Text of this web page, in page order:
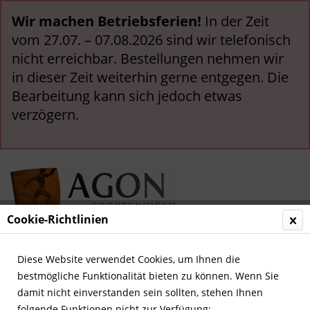
Wir machen Betriebsferien! In der Zeit
vom 27.07. – 07.08.2026 sind wir telefonisch
nicht erreichbar. Bestellungen nehmen wir
in dieser Zeit weiterhin gerne entgegen. Die
Bearbeitung kann sich jedoch etwas
verzögern.
Menü
Übersicht Olympia 1932
Cookie-Richtlinien
Diese Website verwendet Cookies, um Ihnen die
bestmögliche Funktionalität bieten zu können. Wenn Sie
damit nicht einverstanden sein sollten, stehen Ihnen